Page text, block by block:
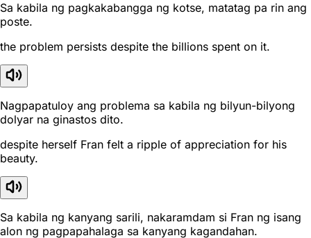
Sa kabila ng pagkakabangga ng kotse, matatag pa rin ang
poste.
the problem persists despite the billions spent on it.
Nagpapatuloy ang problema sa kabila ng bilyun-bilyong
dolyar na ginastos dito.
despite herself Fran felt a ripple of appreciation for his
beauty.
Sa kabila ng kanyang sarili, nakaramdam si Fran ng isang
alon ng pagpapahalaga sa kanyang kagandahan.